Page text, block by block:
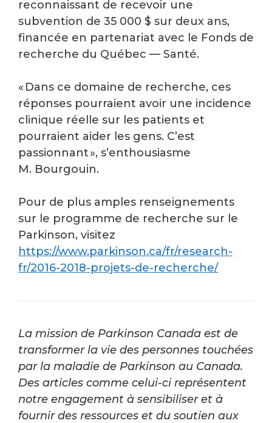
reconnaissant de recevoir une
subvention de 35 000 $ sur deux ans,
financée en partenariat avec le Fonds de
recherche du Québec — Santé.
« Dans ce domaine de recherche, ces
réponses pourraient avoir une incidence
clinique réelle sur les patients et
pourraient aider les gens. C’est
passionnant », s’enthousiasme
M. Bourgouin.
Pour de plus amples renseignements
sur le programme de recherche sur le
Parkinson, visitez
https://www.parkinson.ca/fr/research-
fr/2016-2018-projets-de-recherche/
La mission de Parkinson Canada est de
transformer la vie des personnes touchées
par la maladie de Parkinson au Canada.
Des articles comme celui-ci représentent
notre engagement à sensibiliser et à
fournir des ressources et du soutien aux